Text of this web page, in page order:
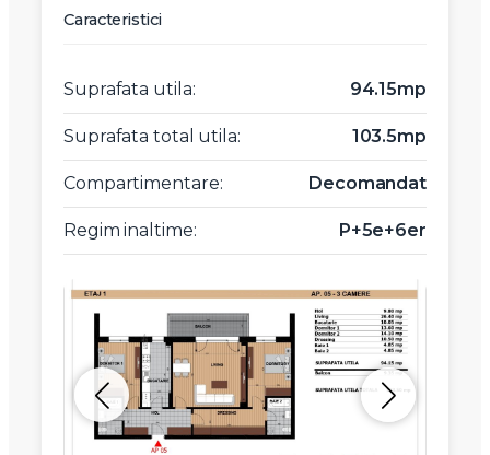
Caracteristici
Suprafata utila: 94.15mp
Suprafata total utila: 103.5mp
Compartimentare: Decomandat
Regim inaltime: P+5e+6er